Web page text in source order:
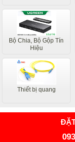
Bộ Chia, Bộ Gộp Tín
Hiệu
Thiết bị quang